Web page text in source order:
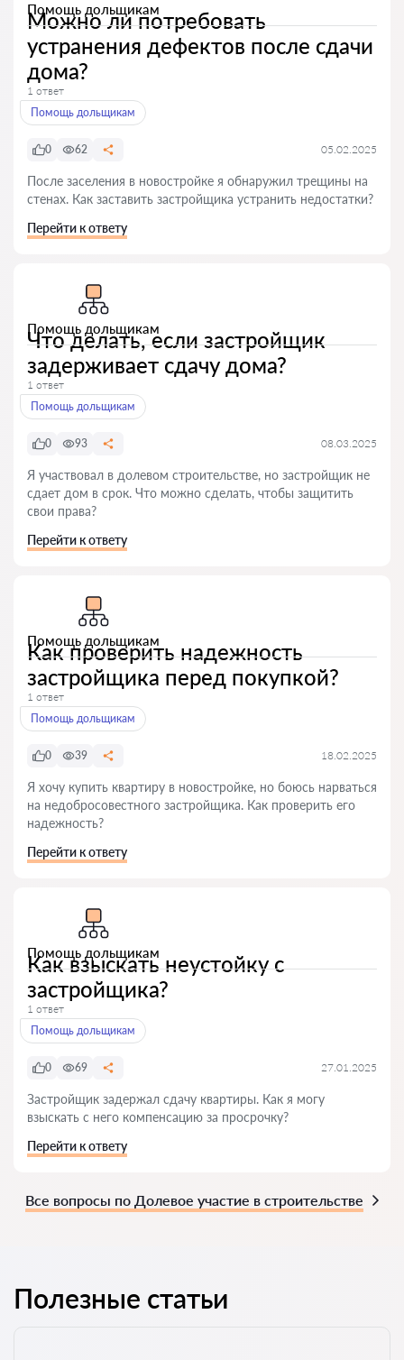
Помощь дольщикам
Можно ли потребовать
устранения дефектов после сдачи
дома?
1 ответ
Помощь дольщикам
0 62 05.02.2025
После заселения в новостройке я обнаружил трещины на
стенах. Как заставить застройщика устранить недостатки?
Перейти к ответу
Помощь дольщикам
Что делать, если застройщик
задерживает сдачу дома?
1 ответ
Помощь дольщикам
0 93 08.03.2025
Я участвовал в долевом строительстве, но застройщик не
сдает дом в срок. Что можно сделать, чтобы защитить
свои права?
Перейти к ответу
Помощь дольщикам
Как проверить надежность
застройщика перед покупкой?
1 ответ
Помощь дольщикам
0 39 18.02.2025
Я хочу купить квартиру в новостройке, но боюсь нарваться
на недобросовестного застройщика. Как проверить его
надежность?
Перейти к ответу
Помощь дольщикам
Как взыскать неустойку с
застройщика?
1 ответ
Помощь дольщикам
0 69 27.01.2025
Застройщик задержал сдачу квартиры. Как я могу
взыскать с него компенсацию за просрочку?
Перейти к ответу
Все вопросы по Долевое участие в строительстве
Полезные статьи